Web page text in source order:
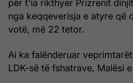
për t'ia rikthyer Prizrenit
nga keqqeverisja e atyre që
votë, më 22 tetor.
Ai ka falënderuar
LDK-së të fshatrave, Malësi